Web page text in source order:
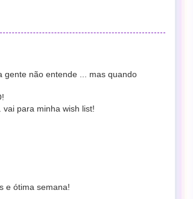
gente não entende ... mas quando
para minha wish list!
e ótima semana!